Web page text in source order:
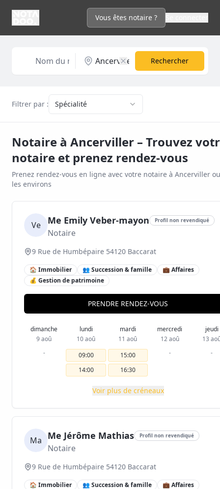
Vous êtes notaire ?
Rechercher
Filtrer par : Spécialité
Notaire à Ancerviller – Trouvez
notaire et prenez rendez-vous
Prenez rendez-vous en ligne avec votre notaire à Ancerviller
les environs
Ve Me Emily Veber-mayon Profil non revendiqué
Notaire
9 Rue de Humbépaire 54120 Baccarat
🏠 Immobilier 👥 Succession & famille
💼 Affaires
💰 Gestion de patrimoine
PRENDRE RENDEZ-VOUS
dimanche
9 aoû
-
lundi
10 aoû
09:00
14:00
mardi
11 aoû
15:00
16:30
mercredi
12 aoû
-
jeudi
13
-
Voir plus de créneaux
Ma Me Jérôme Mathias Profil non revendiqué
Notaire
9 Rue de Humbépaire 54120 Baccarat
🏠 Immobilier 👥 Succession & famille
💼 Affaires